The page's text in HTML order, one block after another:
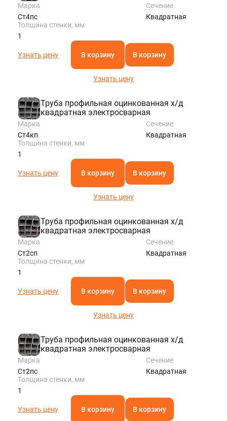
Марка
Ст4пс
Сечение
Квадратная
Толщина стенки, мм
1
Узнать цену В корзину В корзину
Узнать цену
Труба профильная оцинкованная х/д
квадратная электросварная
Марка
Ст4кп
Сечение
Квадратная
Толщина стенки, мм
1
Узнать цену В корзину В корзину
Узнать цену
Труба профильная оцинкованная х/д
квадратная электросварная
Марка
Ст2сп
Сечение
Квадратная
Толщина стенки, мм
1
Узнать цену В корзину В корзину
Узнать цену
Труба профильная оцинкованная х/д
квадратная электросварная
Марка
Ст2пс
Сечение
Квадратная
Толщина стенки, мм
1
Узнать цену В корзину В корзину